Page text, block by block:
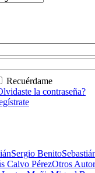
Recuérdame
la contraseña?
Sergio Benito
Calvo PérezOtros